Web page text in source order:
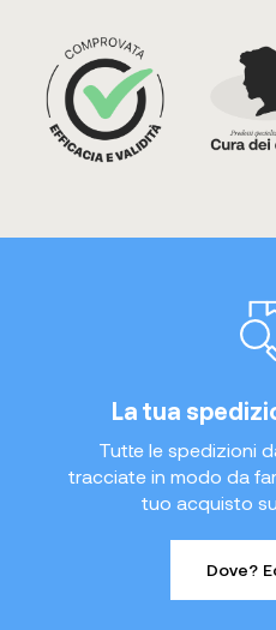
La tua
Tutte le spedizioni
tracciate in modo da
tuo acquisto
Dove?